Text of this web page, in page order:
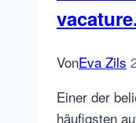
VonEva Zils
Einer der
häufigsten